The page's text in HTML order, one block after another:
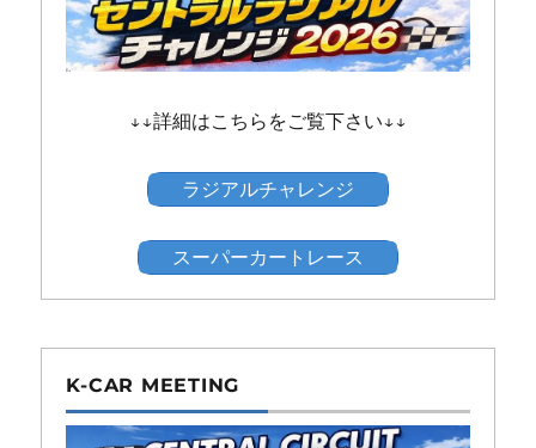
↓↓詳細はこちらをご覧下さい↓↓
ラジアルチャレンジ
スーパーカートレース
K-CAR MEETING